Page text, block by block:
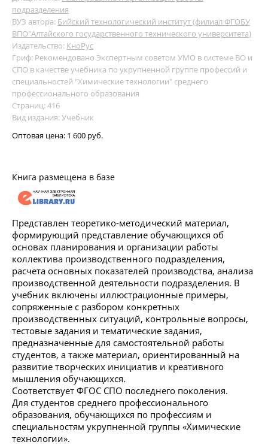
подразделения
ВУЗ автора: Бийский технологический институт (филиал ФГОБУ
ВПО"Алтайского государственного технического университета)
Издательство: КноРус
Гриф: Рекомендовано Экспертным советом УМО в системе ВО и
СПО в качестве учебника по укрупненной группе профессий и
специальностей "Химические технологии" среднего
профессионального образования
Страниц: 416
Вид издания: Учебник
Оптовая цена: 1 600 руб.
Книга размещена в базе
Представлен теоретико-методический материал,
формирующий представление обучающихся об
основах планирования и организации работы
коллектива производственного подразделения,
расчета основных показателей производства, анализа
производственной деятельности подразделения. В
учебник включены иллюстрационные примеры,
сопряженные с разбором конкретных
производственных ситуаций, контрольные вопросы,
тестовые задания и тематические задания,
предназначенные для самостоятельной работы
студентов, а также материал, ориентированный на
развитие творческих инициатив и креативного
мышления обучающихся.
Соответствует ФГОС СПО последнего поколения.
Для студентов среднего профессионального
образования, обучающихся по профессиям и
специальностям укрупненной группы «Химические
технологии».